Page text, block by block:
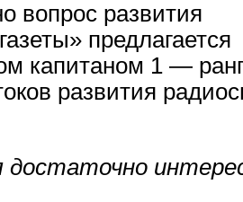
вопрос развития
предлагается
капитаном 1 —
развития